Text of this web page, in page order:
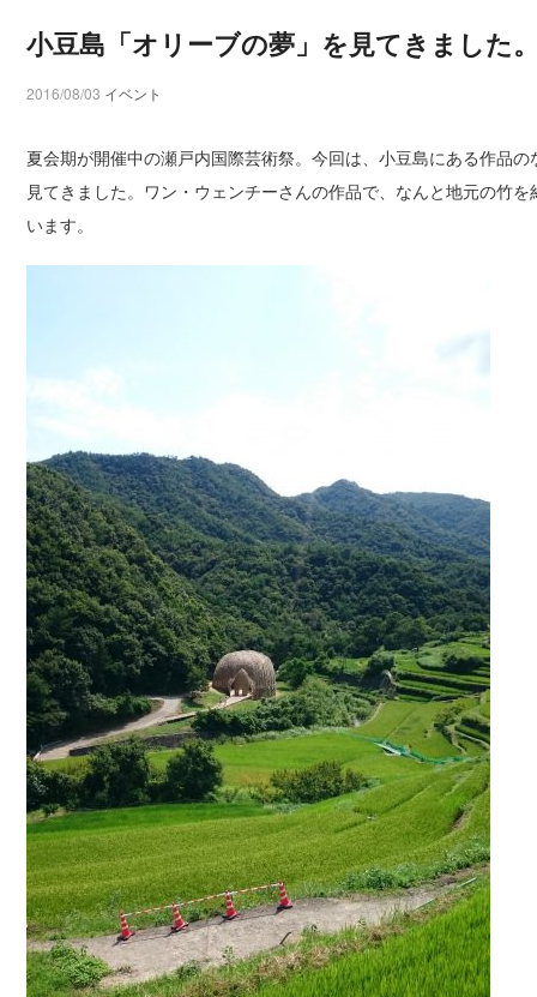
小豆島「オリーブの夢」を見てきました
2016/08/03 イベント
夏会期が開催中の瀬戸内国際芸術祭。今回は、小豆島にある作品
見てきました。ワン・ウェンチーさんの作品で、なんと地元の竹
います。